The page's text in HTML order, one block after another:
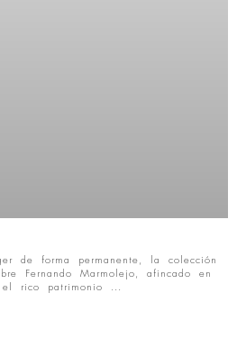
de forma permanente, la colección
Fernando Marmolejo, afincado en
rico patrimonio